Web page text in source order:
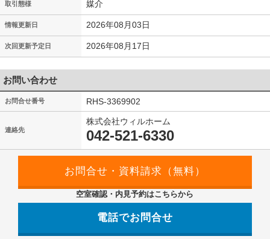
取引態様 媒介
情報更新日 2026年08月03日
次回更新予定日 2026年08月17日
お問い合わせ
お問合せ番号 RHS-3369902
連絡先
株式会社ウィルホーム
042-521-6330
空室確認・内見予約はこちらから
電話でお問合せ